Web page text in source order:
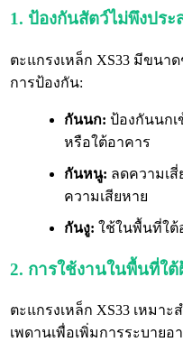
1. ป้องกันสัตว์ไม่พึงประ
ตะแกรงเหล็ก XS33 มีขนา
การป้องกัน:
กันนก: ป้องกันนกเ
หรือใต้อาคาร
กันหนู: ลดความเ
ความเสียหาย
กันงู: ใช้ในพื้นที่ใต้
2. การใช้งานในพื้นที่ใ
ตะแกรงเหล็ก XS33 เหมา
เพดานเพื่อเพิ่มการระบาย